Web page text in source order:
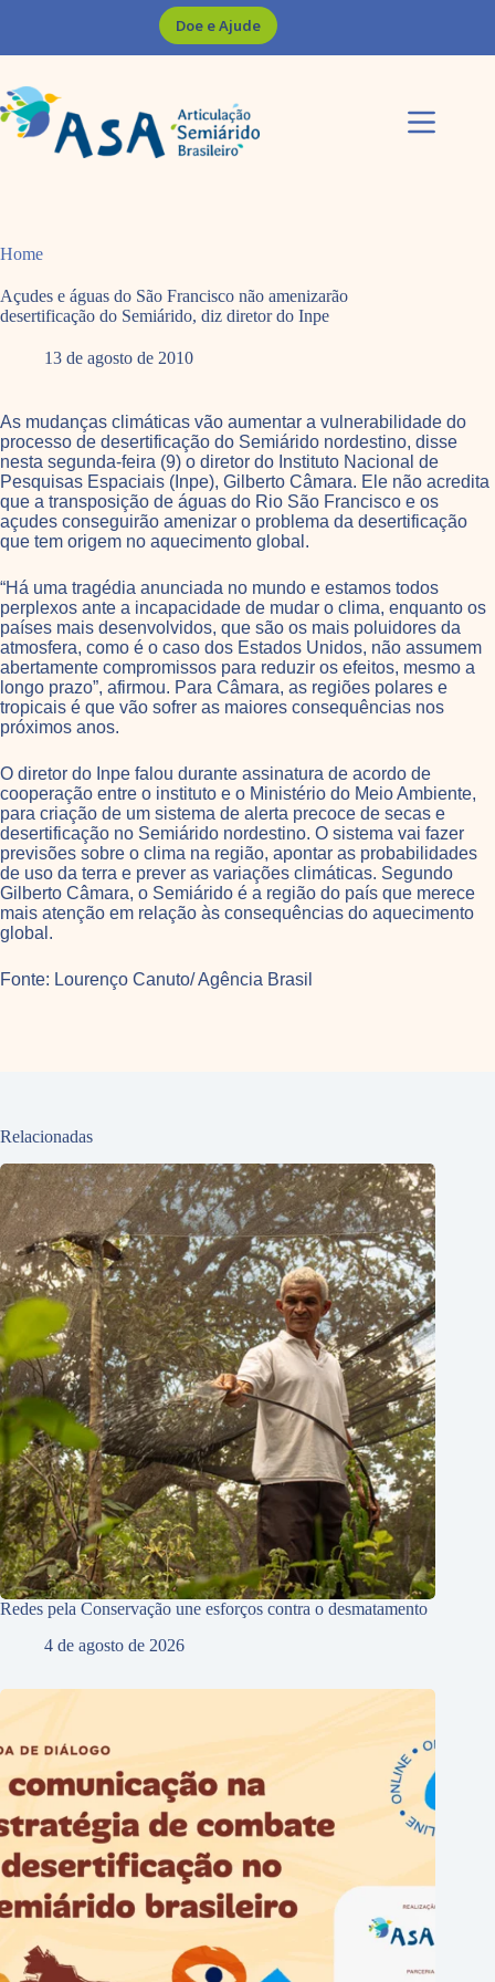
Doe e Ajude
Home
Açudes e águas do São Francisco não amenizarão
desertificação do Semiárido, diz diretor do Inpe
13 de agosto de 2010
As mudanças climáticas vão aumentar a vulnerabilidade do
processo de desertificação do Semiárido nordestino, disse
nesta segunda-feira (9) o diretor do Instituto Nacional de
Pesquisas Espaciais (Inpe), Gilberto Câmara. Ele não acredita
que a transposição de águas do Rio São Francisco e os
açudes conseguirão amenizar o problema da desertificação
que tem origem no aquecimento global.
“Há uma tragédia anunciada no mundo e estamos todos
perplexos ante a incapacidade de mudar o clima, enquanto os
países mais desenvolvidos, que são os mais poluidores da
atmosfera, como é o caso dos Estados Unidos, não assumem
abertamente compromissos para reduzir os efeitos, mesmo a
longo prazo”, afirmou. Para Câmara, as regiões polares e
tropicais é que vão sofrer as maiores consequências nos
próximos anos.
O diretor do Inpe falou durante assinatura de acordo de
cooperação entre o instituto e o Ministério do Meio Ambiente,
para criação de um sistema de alerta precoce de secas e
desertificação no Semiárido nordestino. O sistema vai fazer
previsões sobre o clima na região, apontar as probabilidades
de uso da terra e prever as variações climáticas. Segundo
Gilberto Câmara, o Semiárido é a região do país que merece
mais atenção em relação às consequências do aquecimento
global.
Fonte: Lourenço Canuto/ Agência Brasil
Relacionadas
Redes pela Conservação une esforços contra o desmatamento
4 de agosto de 2026